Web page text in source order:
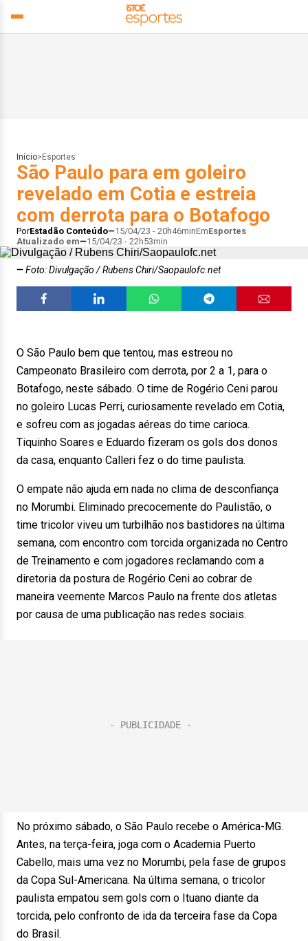
Início> Esportes
São Paulo para em goleiro
revelado em Cotia e estreia
com derrota para o Botafogo
PorEstadão Conteúdo 15/04/23 - 20h46minEmEsportes
Atualizado em
15/04/23 - 22h53min
Foto: Divulgação / Rubens Chiri/Saopaulofc.net
O São Paulo bem que tentou, mas estreou no
Campeonato Brasileiro com derrota, por 2 a 1, para o
Botafogo, neste sábado. O time de Rogério Ceni parou
no goleiro Lucas Perri, curiosamente revelado em Cotia,
e sofreu com as jogadas aéreas do time carioca.
Tiquinho Soares e Eduardo fizeram os gols dos donos
da casa, enquanto Calleri fez o do time paulista.
O empate não ajuda em nada no clima de desconfiança
no Morumbi. Eliminado precocemente do Paulistão, o
time tricolor viveu um turbilhão nos bastidores na última
semana, com encontro com torcida organizada no Centro
de Treinamento e com jogadores reclamando com a
diretoria da postura de Rogério Ceni ao cobrar de
maneira veemente Marcos Paulo na frente dos atletas
por causa de uma publicação nas redes sociais.
No próximo sábado, o São Paulo recebe o América-MG.
Antes, na terça-feira, joga com o Academia Puerto
Cabello, mais uma vez no Morumbi, pela fase de grupos
da Copa Sul-Americana. Na última semana, o tricolor
paulista empatou sem gols com o Ituano diante da
torcida, pelo confronto de ida da terceira fase da Copa
do Brasil.